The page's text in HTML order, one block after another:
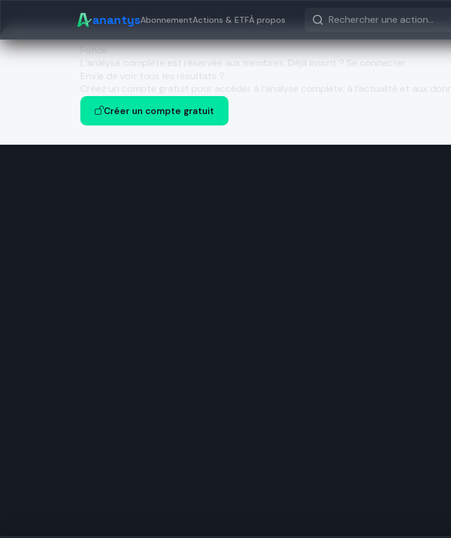
anantysAbonnementActions & ETFÀ propos
Fonds
L’analyse complète est réservée aux membres. Déjà inscrit ? Se connecter
Envie de voir tous les résultats ?
Créez un compte gratuit pour accéder à l’analyse complète, à l’actualité et aux
Créer un compte gratuit